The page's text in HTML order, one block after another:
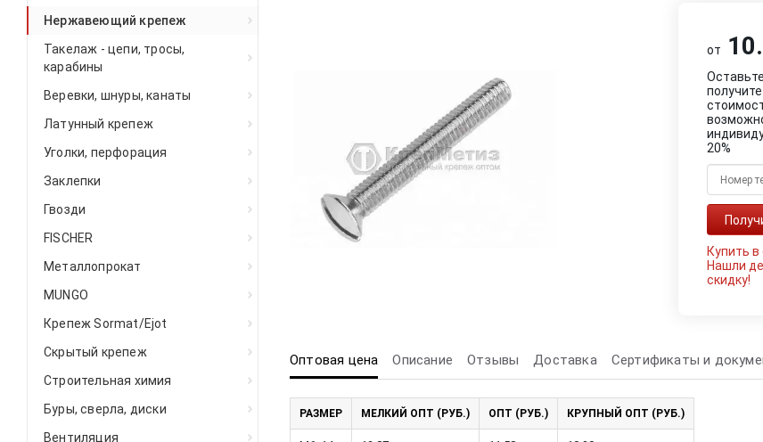
Нержавеющий крепеж
Такелаж - цепи, тросы,
карабины
Веревки, шнуры, канаты
Латунный крепеж
Уголки, перфорация
Заклепки
Гвозди
FISCHER
Металлопрокат
MUNGO
Крепеж Sormat/Ejot
Скрытый крепеж
Строительная химия
Буры, сверла, диски
Вентиляция
от
20%
Купить в
Нашли
скидку!
Оптовая цена Описание Отзывы Доставка Сертификаты и
РАЗМЕР МЕЛКИЙ ОПТ (РУБ.) ОПТ (РУБ.) КРУПНЫЙ ОПТ (РУБ.)